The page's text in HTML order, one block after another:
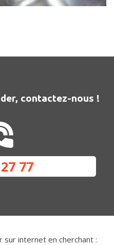
contactez-nous !
77
internet en cherchant :